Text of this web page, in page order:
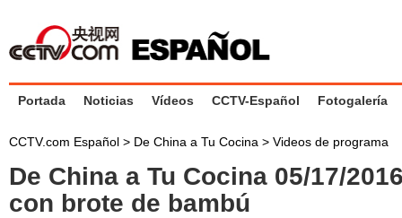
Portada Noticias Vídeos CCTV-Español Fotogalería
CCTV.com Español > De China a Tu Cocina > Videos de programa
De China a Tu Cocina 05/17/
con brote de bambú